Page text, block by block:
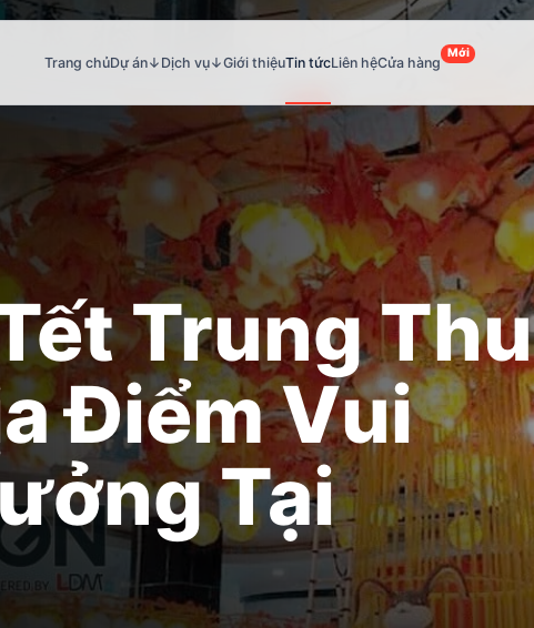
Trang chủDự án↓ Dịch vụ↓Giới thiệuTin tứcLiên hệCửa hàng
Mới
Trung Thu
Điểm Vui
Tại